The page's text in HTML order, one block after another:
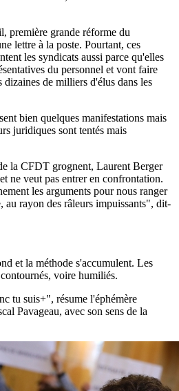
première grande réforme du
lettre à la poste. Pourtant, ces
les syndicats aussi parce qu'elles
du personnel et vont faire
dizaines de milliers d'élus dans les
bien quelques manifestations mais
juridiques sont tentés mais
la CFDT grognent, Laurent Berger
ne veut pas entrer en confrontation.
les arguments pour nous ranger
au rayon des râleurs impuissants", dit-
et la méthode s'accumulent. Les
voire humiliés.
tu suis+", résume l'éphémère
Pavageau, avec son sens de la